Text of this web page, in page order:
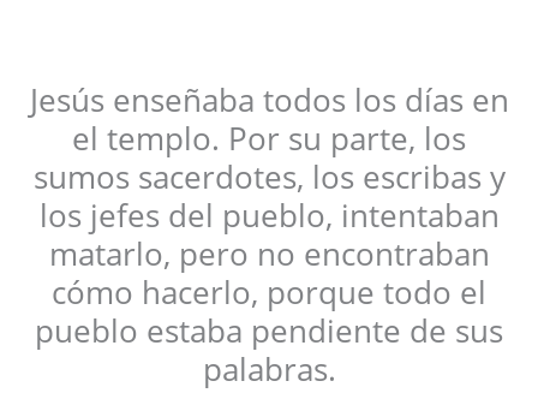
Jesús enseñaba todos los días en
el templo. Por su parte, los
sumos sacerdotes, los escribas y
los jefes del pueblo, intentaban
matarlo, pero no encontraban
cómo hacerlo, porque todo el
pueblo estaba pendiente de sus
palabras.